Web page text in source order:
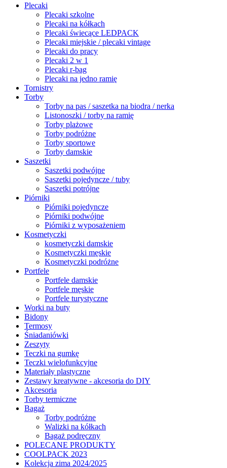
Plecaki
Plecaki szkolne
Plecaki na kółkach
Plecaki świecące LEDPACK
Plecaki miejskie / plecaki vintage
Plecaki do pracy
Plecaki 2 w 1
Plecaki r-bag
Plecaki na jedno ramię
Tornistry
Torby
Torby na pas / saszetka na biodra / nerka
Listonoszki / torby na ramię
Torby plażowe
Torby podróżne
Torby sportowe
Torby damskie
Saszetki
Saszetki podwójne
Saszetki pojedyncze / tuby
Saszetki potrójne
Piórniki
Piórniki pojedyncze
Piórniki podwójne
Piórniki z wyposażeniem
Kosmetyczki
kosmetyczki damskie
Kosmetyczki męskie
Kosmetyczki podróżne
Portfele
Portfele damskie
Portfele męskie
Portfele turystyczne
Worki na buty
Bidony
Termosy
Śniadaniówki
Zeszyty
Teczki na gumkę
Teczki wielofunkcyjne
Materiały plastyczne
Zestawy kreatywne - akcesoria do DIY
Akcesoria
Torby termiczne
Bagaż
Torby podróżne
Walizki na kółkach
Bagaż podręczny
POLECANE PRODUKTY
COOLPACK 2023
Kolekcja zima 2024/2025